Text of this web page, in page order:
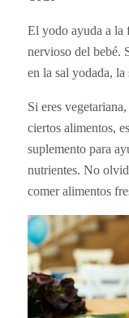
El yodo ayuda a la
nervioso del bebé.
en la sal yodada, la
Si eres
ciertos alimentos,
suplemento para
nutrientes. No
comer alimentos